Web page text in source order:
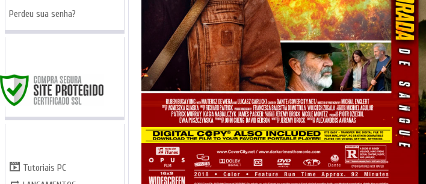
Perdeu sua senha?
Tutoriais PC